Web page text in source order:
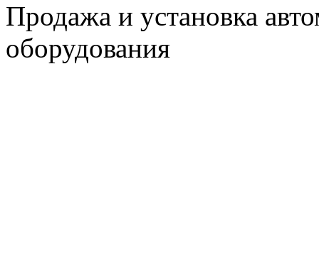
Продажа и установка
оборудования